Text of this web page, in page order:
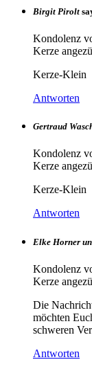
Birgit Pirolt
Kondolenz
Kerze
Kerze-Klein
Antworten
Gertraud
Kondolenz
Kerze
Kerze-Klein
Antworten
Elke Horner
Kondolenz
Kerze
Die
möchten
schweren
Antworten